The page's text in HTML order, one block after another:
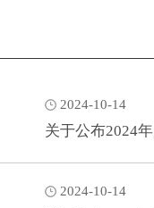
2024-10-14
关于公布2024
2024-10-14